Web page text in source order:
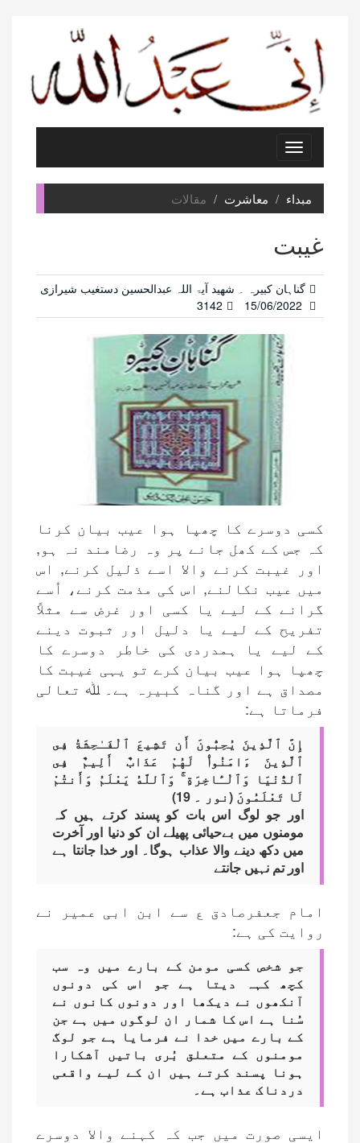
Toggle
navigation
مبداء
معاشرت مقالات
غیبت
گناہان کبیرہ ۔ شھید آیۃ اللہ عبدالحسین دستغیب شیرازی
3142
کسی دوسرے کا چھپا ہوا عیب بیان کرنا
کہ جس کے کھل جانے پر وہ رضامند نہ ہو,
اور غیبت کرنے والا اسے ذلیل کرنے, اس
میں عیب نکالنے, اس کی مذمت کرنے، اُسے
گرانے کے لیے یا کسی اور غرض سے مثلاً
تفریح کے لیے یا دلیل اور ثبوت دینے
کے لیے یا ہمدردی کی خاطر دوسرے کا
چھپا ہوا عیب بیان کرے تو یہی غیبت کا
مصداق ہے اور گناہ کبیرہ ہے۔ ﷲ تعالی
فرماتا ہے:
إِنَّ ٱلَّذِينَ يُحِبُّونَ أَن تَشِيعَ ٱلْفَـٰحِشَةُ فِى
ٱلَّذِينَ ءَامَنُوا۟ لَهُمْ عَذَابٌ أَلِيمٌ فِى
ٱلدُّنْيَا وَٱلْـَٔاخِرَةِ ۚ وَٱللَّهُ يَعْلَمُ وَأَنتُمْ
لَا تَعْلَمُونَ (نور ۔ 19)
اور جو لوگ اس بات کو پسند کرتے ہیں کہ
مومنوں میں بےحیائی پھیلے ان کو دنیا اور آخرت
میں دکھ دینے والا عذاب ہوگا۔ اور خدا جانتا ہے
اور تم نہیں جانتے
امام جعفرصادق ع سے ابن ابی عمیر نے
روایت کی ہے:
جو شخص کسی مومن کے بارے میں وہ سب
کچھ کہہ دیتا ہے جو اس کی دونوں
آنکھوں نے دیکھا اور دونوں کانوں نے
سُنا ہے اس کا شمار ان لوگوں میں ہے جن
کے بارے میں خدا نے فرمایا ہے جو لوگ
مومنوں کے متعلق بُری باتیں آشکارا
ہونا پسند کرتے ہیں ان کے لیے واقعی
دردناک عذاب ہے۔
ایسی صورت میں جب کہ کہنے والا دوسرے